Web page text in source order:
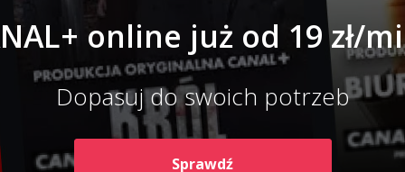
online już od 19 zł/
Dopasuj do swoich potrzeb
Sprawdź